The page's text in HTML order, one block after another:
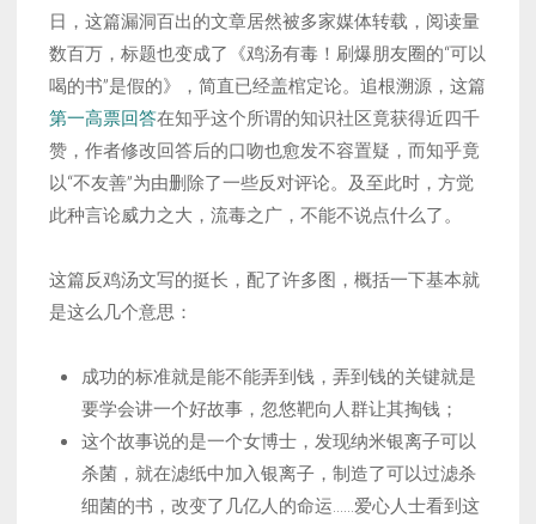
日，这篇漏洞百出的文章居然被多家媒体转载，阅读量
数百万，标题也变成了《鸡汤有毒！刷爆朋友圈的“可以
喝的书”是假的》，简直已经盖棺定论。追根溯源，这篇
第一高票回答在知乎这个所谓的知识社区竟获得近四千
赞，作者修改回答后的口吻也愈发不容置疑，而知乎竟
以“不友善”为由删除了一些反对评论。及至此时，方觉
此种言论威力之大，流毒之广，不能不说点什么了。
这篇反鸡汤文写的挺长，配了许多图，概括一下基本就
是这么几个意思：
成功的标准就是能不能弄到钱，弄到钱的关键就是
要学会讲一个好故事，忽悠靶向人群让其掏钱；
这个故事说的是一个女博士，发现纳米银离子可以
杀菌，就在滤纸中加入银离子，制造了可以过滤杀
细菌的书，改变了几亿人的命运……爱心人士看到这